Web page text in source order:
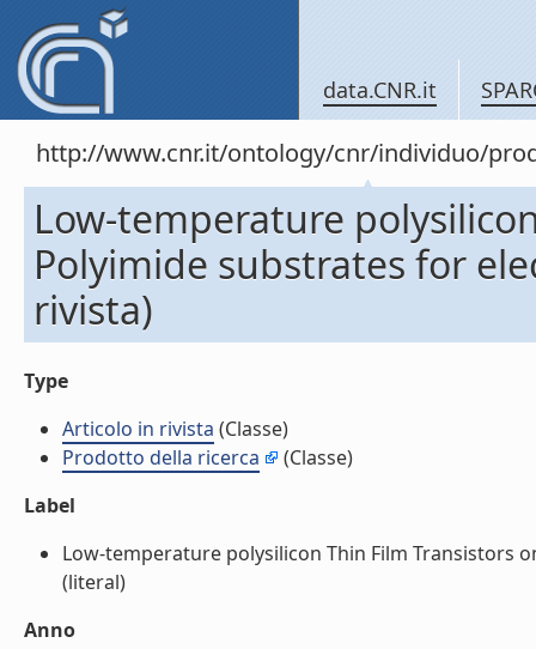
data.CNR.it
http://www.cnr.it/ontology/cnr/individuo/
Low-temperature
Polyimide substrates for
rivista)
Type
Articolo in rivista (Classe)
Prodotto della ricerca
(Classe)
Label
Low-temperature polysilicon Thin Film Transistors
(literal)
Anno